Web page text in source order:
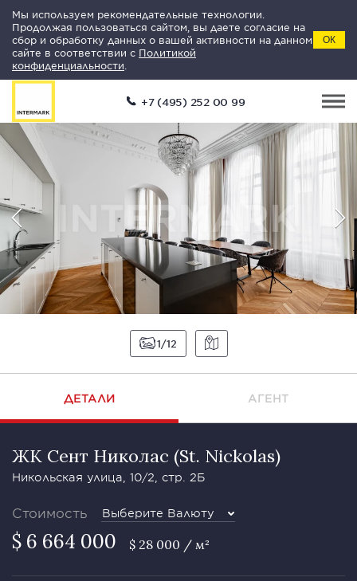
Мы используем рекомендательные технологии.
Продолжая пользоваться сайтом, вы даете согласие на
сбор и обработку данных о вашей активности на данном
сайте в соответствии с Политикой
конфиденциальности
ОК
+7 (495) 252 00 99
1 12
ДЕТАЛИ АГЕНТ
ЖК Сент Николас (St. Nickolas)
Никольская улица, 10/2, стр. 2Б
Стоимость Выберите Валюту
$ 6 664 000 $ 28 000 / м²